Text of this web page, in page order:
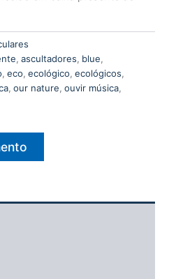
, ascultadores, blue,
, eco, ecológico, ecológicos,
, our nature, ouvir música,